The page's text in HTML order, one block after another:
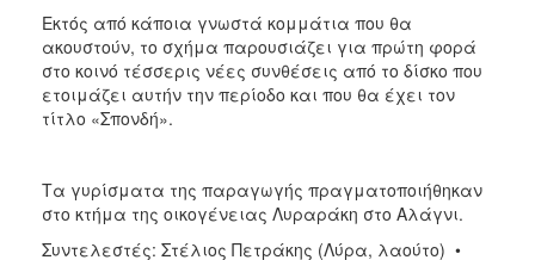
Εκτός από κάποια γνωστά κομμάτια που θα
ακουστούν, το σχήμα παρουσιάζει για πρώτη φορά
στο κοινό τέσσερις νέες συνθέσεις από το δίσκο που
ετοιμάζει αυτήν την περίοδο και που θα έχει τον
τίτλο «Σπονδή».
Τα γυρίσματα της παραγωγής πραγματοποιήθηκαν
στο κτήμα της οικογένειας Λυραράκη στο Αλάγνι.
Συντελεστές: Στέλιος Πετράκης (Λύρα, λαούτο) •